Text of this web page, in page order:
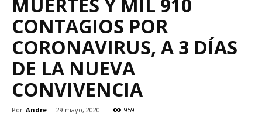
CONTAGIOS POR
CORONAVIRUS, A 3 DÍAS
DE LA NUEVA
CONVIVENCIA
Por Andre - 29 mayo, 2020 959